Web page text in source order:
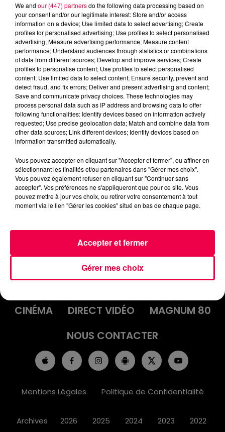
Flash infos
Crédit :Flash infos
podcasts/2023/06/20230614-CC.mp3
ACCUEIL INFOS
EMISSIONS
CINÉMA
DIRECT VIDÉO
MAGNUM 80
NOUS CONTACTER
Mentions Légales Politique de Confidentialité
Archives 2026 2025 2024 2023 2022
We and our (447) partnersdo the following data processing based on
your consent and/or our legitimate interest: Store and/or access
information on a device; Use limited data to select advertising; Create
profiles for personalised advertising; Use profiles to select personalised
advertising; Measure advertising performance; Measure content
performance; Understand audiences through statistics or combinations
of data from different sources; Develop and improve services; Create
profiles to personalise content; Use profiles to select personalised
content; Use limited data to select content; Ensure security, prevent and
detect fraud, and fix errors; Deliver and present advertising and content;
Save and communicate privacy choices. These technologies may
process personal data such as IP address and browsing data to offer
following functionalities: Identify devices based on information actively
requested; Use precise geolocation data; Match and combine data from
other data sources; Link different devices; Identify devices based on
information transmitted automatically.
Vous pouvez accepter en cliquant sur "Accepter et fermer", ou affiner en
sélectionnant les finalités et/ou partenaires dans "Gérer mes choix".
Vous pouvez également refuser en cliquant sur "Continuer sans
accepter". Vos préférences ne s'appliqueront que pour ce site. Vous
pouvez mettre à jour vos choix, ou retirer votre consentement à tout
moment via le lien "Gérer les cookies" situé en bas de chaque page.
Gérer mes choix
Accepter et fermer